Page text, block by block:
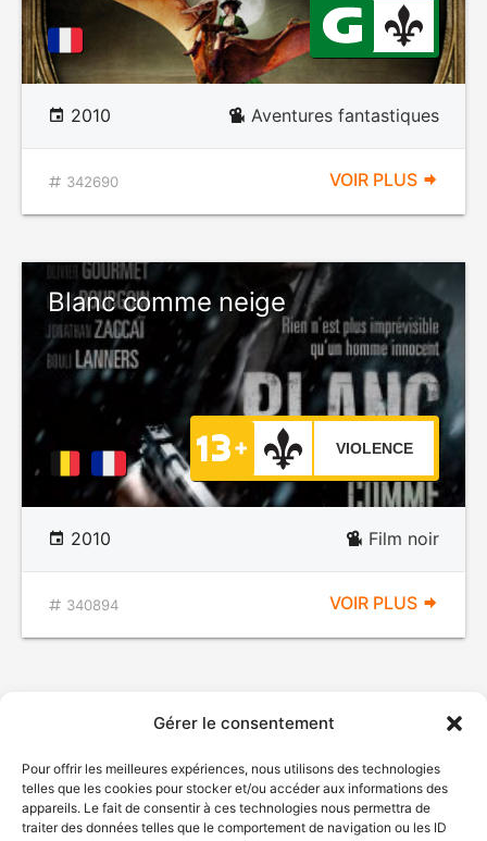
Gérer le consentement
Pour offrir les meilleures expériences, nous utilisons des technologies
telles que les cookies pour stocker et/ou accéder aux informations des
appareils. Le fait de consentir à ces technologies nous permettra de
traiter des données telles que le comportement de navigation ou les ID
2010 Aventures fantastiques
342690 VOIR PLUS
Blanc comme neige
VIOLENCE
2010 Film noir
340894 VOIR PLUS